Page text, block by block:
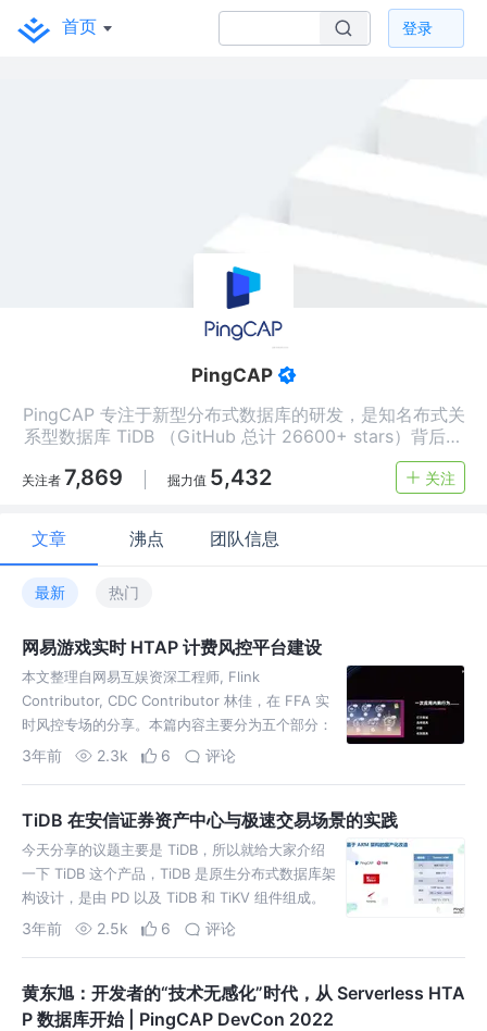
首页 登录
PingCAP
PingCAP 专注于新型分布式数据库的研发，是知名布式关
系型数据库 TiDB （GitHub 总计 26600+ stars）背后的
团队，是国内领先的企业级开源分布式数据库厂商。
关注者 7,869 掘力值 5,432 关注
文章 沸点 团队信息
最新 热门
​网易游戏实时 HTAP 计费风控平台建设
本文整理自网易互娱资深工程师, Flink
Contributor, CDC Contributor 林佳，在 FFA 实
时风控专场的分享。本篇内容主要分为五个部分：
实时风控业务会话 会话关联的 F
3年前 2.3k 6 评论
TiDB 在安信证券资产中心与极速交易场景的实践
今天分享的议题主要是 TiDB，所以就给大家介绍
一下 TiDB 这个产品，TiDB 是原生分布式数据库架
构设计，是由 PD 以及 TiDB 和 TiKV 组件组成。
PD 层主要是作为数据调度、事务调度
3年前 2.5k 6 评论
黄东旭：开发者的“技术无感化”时代，从 Serverless HTA
P 数据库开始 | PingCAP DevCon 2022